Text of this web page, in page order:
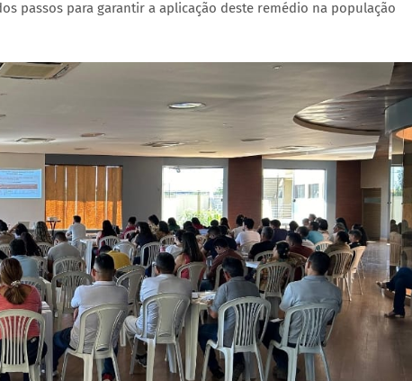
passos para garantir a aplicação deste remédio na população